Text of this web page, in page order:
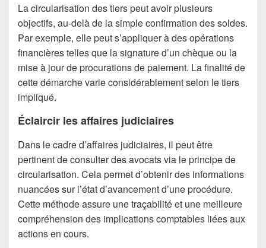
La circularisation des tiers peut avoir plusieurs
objectifs, au-delà de la simple confirmation des soldes.
Par exemple, elle peut s’appliquer à des opérations
financières telles que la signature d’un chèque ou la
mise à jour de procurations de paiement. La finalité de
cette démarche varie considérablement selon le tiers
impliqué.
Éclaircir les affaires judiciaires
Dans le cadre d’affaires judiciaires, il peut être
pertinent de consulter des avocats via le principe de
circularisation. Cela permet d’obtenir des informations
nuancées sur l’état d’avancement d’une procédure.
Cette méthode assure une traçabilité et une meilleure
compréhension des implications comptables liées aux
actions en cours.